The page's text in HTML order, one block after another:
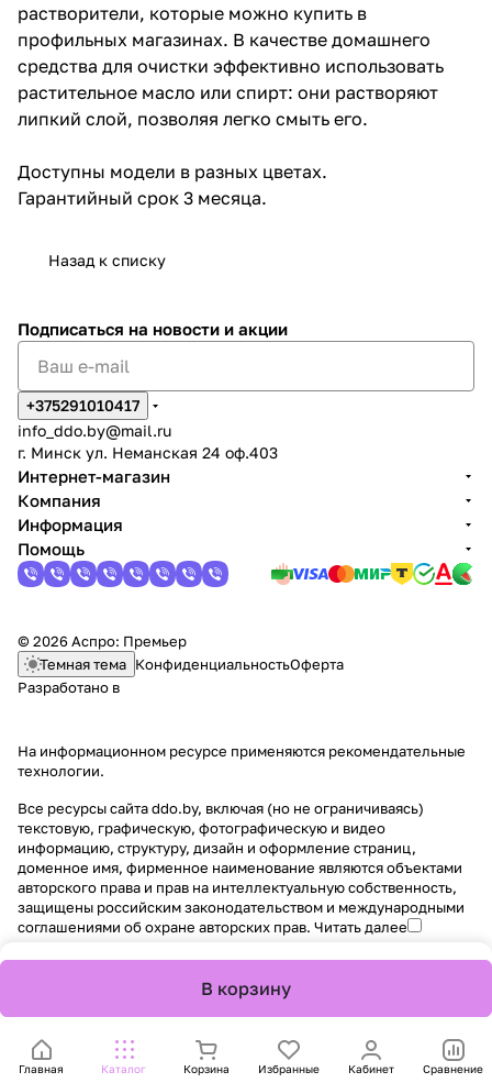
растворители, которые можно купить в
профильных магазинах. В качестве домашнего
средства для очистки эффективно использовать
растительное масло или спирт: они растворяют
липкий слой, позволяя легко смыть его.
Доступны модели в разных цветах.
Гарантийный срок 3 месяца.
Назад к списку
В корзину
Главная Каталог Корзина Избранные Кабинет Сравнение
Подписаться на новости и акции
+375291010417
info_ddo.by@mail.ru
г. Минск ул. Неманская 24 оф.403
Интернет-магазин
Компания
Информация
Помощь
© 2026 Аспро: Премьер
Темная тема КонфиденциальностьОферта
Разработано в
На информационном ресурсе применяются рекомендательные
технологии.
Все ресурсы сайта ddo.by, включая (но не ограничиваясь)
текстовую, графическую, фотографическую и видео
информацию, структуру, дизайн и оформление страниц,
доменное имя, фирменное наименование являются объектами
авторского права и прав на интеллектуальную собственность,
защищены российским законодательством и международными
соглашениями об охране авторских прав. Читать далее